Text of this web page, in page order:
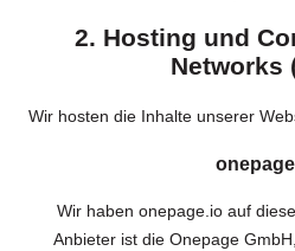
2. Hosting und
Networks
Wir hosten die Inhalte unserer
Wir haben onepage.io auf
Anbieter ist die Onepage